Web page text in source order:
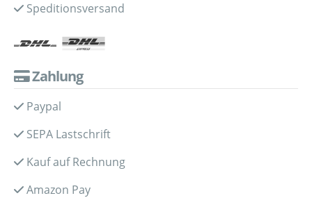
Speditionsversand
Zahlung
Paypal
SEPA Lastschrift
Kauf auf Rechnung
Amazon Pay